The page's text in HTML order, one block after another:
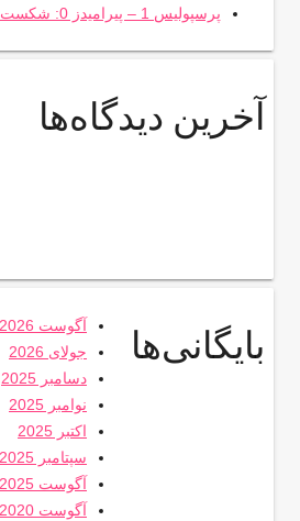
پرسپولیس 1 – پیرامیدز 0: شکست قهرمان آفریقا!
آخرین دیدگاه‌ها
بایگانی‌ها
آگوست 2026
جولای 2026
دسامبر 2025
نوامبر 2025
اکتبر 2025
سپتامبر 2025
آگوست 2025
آگوست 2020